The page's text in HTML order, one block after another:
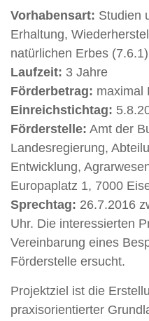
Vorhabensart: Studien
Erhaltung,
natürlichen Erbes (7.6.1)
Laufzeit: 3 Jahre
Förderbetrag: maximal
Einreichstichtag:
Förderstelle: Amt der
Landesregierung,
Entwicklung,
Europaplatz 1, 7000
Sprechtag: 26.7.2016
Uhr. Die interessierten
Vereinbarung eines
Förderstelle ersucht.
Projektziel ist die
praxisorientierter